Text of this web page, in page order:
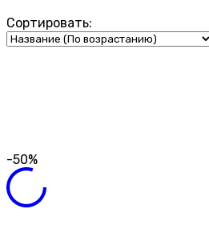
Сортировать:
-50%